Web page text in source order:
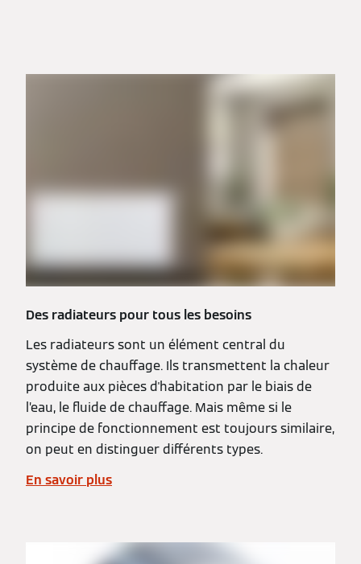
Des radiateurs pour tous les besoins
Les radiateurs sont un élément central du
système de chauffage. Ils transmettent la chaleur
produite aux pièces d'habitation par le biais de
l’eau, le fluide de chauffage. Mais même si le
principe de fonctionnement est toujours similaire,
on peut en distinguer différents types.
En savoir plus